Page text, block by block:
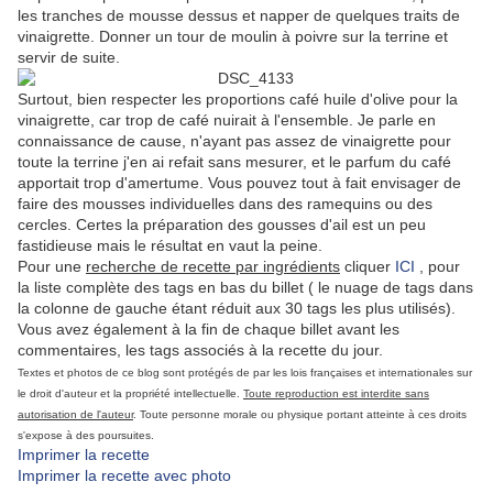
les tranches de mousse dessus et napper de quelques traits de
vinaigrette. Donner un tour de moulin à poivre sur la terrine et
servir de suite.
Surtout, bien respecter les proportions café huile d'olive pour la
vinaigrette, car trop de café nuirait à l'ensemble. Je parle en
connaissance de cause, n'ayant pas assez de vinaigrette pour
toute la terrine j'en ai refait sans mesurer, et le parfum du café
apportait trop d'amertume. Vous pouvez tout à fait envisager de
faire des mousses individuelles dans des ramequins ou des
cercles. Certes la préparation des gousses d'ail est un peu
fastidieuse mais le résultat en vaut la peine.
Pour une recherche de recette par ingrédients cliquer ICI , pour
la liste complète des tags en bas du billet ( le nuage de tags dans
la colonne de gauche étant réduit aux 30 tags les plus utilisés).
Vous avez également à la fin de chaque billet avant les
commentaires, les tags associés à la recette du jour.
Textes et photos de ce blog sont protégés de par les lois françaises et internationales sur
le droit d'auteur et la propriété intellectuelle. Toute reproduction est interdite sans
autorisation de l'auteur. Toute personne morale ou physique portant atteinte à ces droits
s'expose à des poursuites.
Imprimer la recette
Imprimer la recette avec photo